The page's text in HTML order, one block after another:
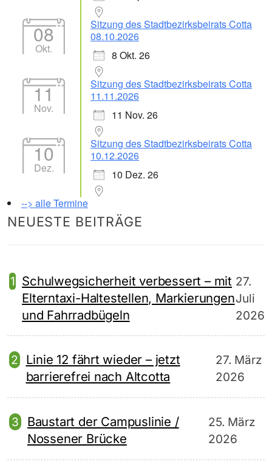
08
Okt.
Sitzung des Stadtbezirksbeirats Cotta
08.10.2026
8 Okt. 26
11
Nov.
Sitzung des Stadtbezirksbeirats Cotta
11.11.2026
11 Nov. 26
10
Dez.
Sitzung des Stadtbezirksbeirats Cotta
10.12.2026
10 Dez. 26
--> alle Termine
NEUESTE BEITRÄGE
Schulwegsicherheit verbessert – mit
Elterntaxi-Haltestellen, Markierungen
und Fahrradbügeln
27.
Juli
2026
Linie 12 fährt wieder – jetzt
barrierefrei nach Altcotta
27. März
2026
Baustart der Campuslinie /
Nossener Brücke
25. März
2026